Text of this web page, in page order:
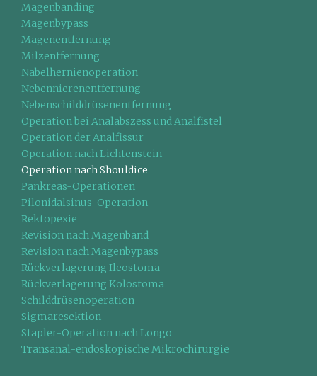
Magenbanding
Magenbypass
Magenentfernung
Milzentfernung
Nabelhernienoperation
Nebennierenentfernung
Nebenschilddrüsenentfernung
Operation bei Analabszess und Analfistel
Operation der Analfissur
Operation nach Lichtenstein
Operation nach Shouldice
Pankreas-Operationen
Pilonidalsinus-Operation
Rektopexie
Revision nach Magenband
Revision nach Magenbypass
Rückverlagerung Ileostoma
Rückverlagerung Kolostoma
Schilddrüsenoperation
Sigmaresektion
Stapler-Operation nach Longo
Transanal-endoskopische Mikrochirurgie